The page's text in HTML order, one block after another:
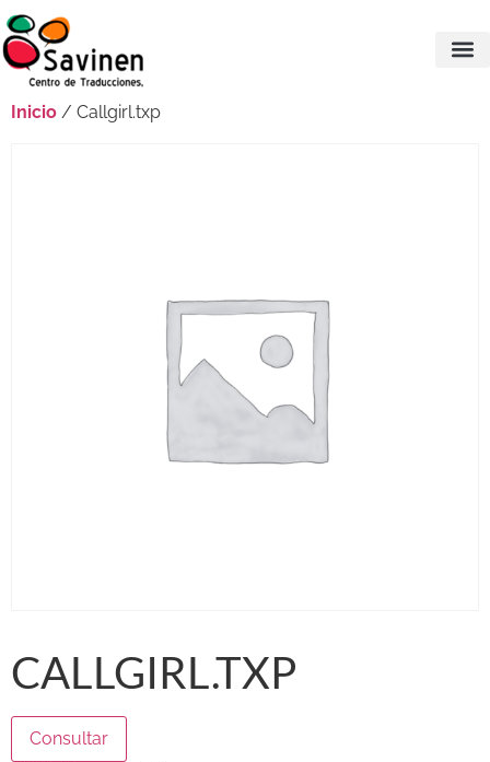
Inicio / Callgirl.txp
CALLGIRL.TXP
Consultar